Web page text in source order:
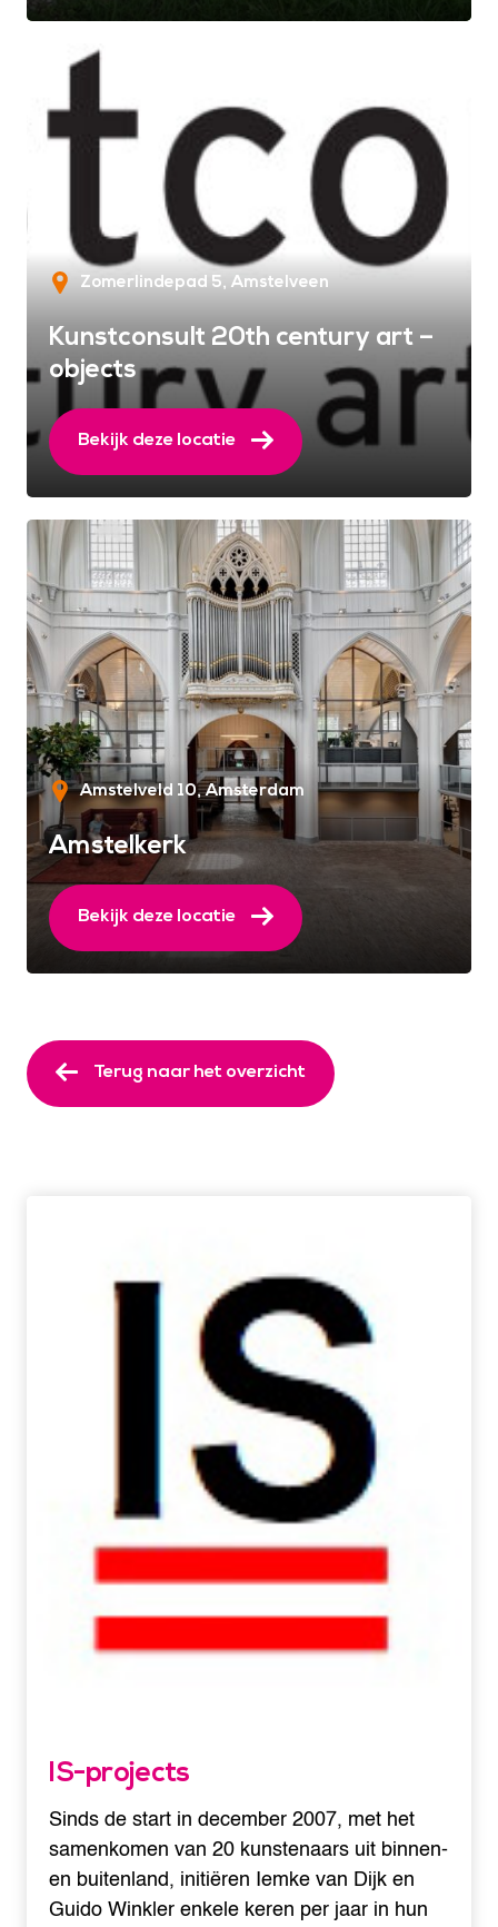
Zomerlindepad 5 Amstelveen
Kunstconsult 20th century art –
objects
Bekijk deze locatie
Amstelveld 10 Amsterdam
Amstelkerk
Bekijk deze locatie
Terug naar het overzicht
IS-projects
Sinds de start in december 2007, met het
samenkomen van 20 kunstenaars uit binnen-
en buitenland, initiëren Iemke van Dijk en
Guido Winkler enkele keren per jaar in hun